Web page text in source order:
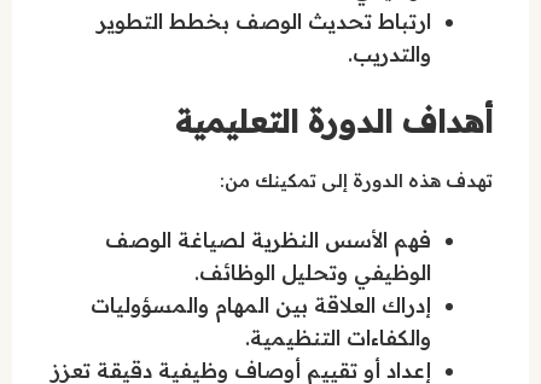
ارتباط تحديث الوصف بخطط التطوير
والتدريب.
أهداف الدورة التعليمية
تهدف هذه الدورة إلى تمكينك من:
فهم الأسس النظرية لصياغة الوصف
الوظيفي وتحليل الوظائف.
إدراك العلاقة بين المهام والمسؤوليات
والكفاءات التنظيمية.
إعداد أو تقييم أوصاف وظيفية دقيقة تعزز